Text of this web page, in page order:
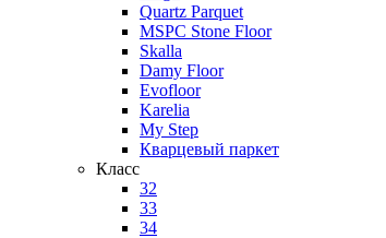
Quartz Parquet
MSPC Stone Floor
Skalla
Damy Floor
Evofloor
Karelia
My Step
Кварцевый паркет
Класс
32
33
34